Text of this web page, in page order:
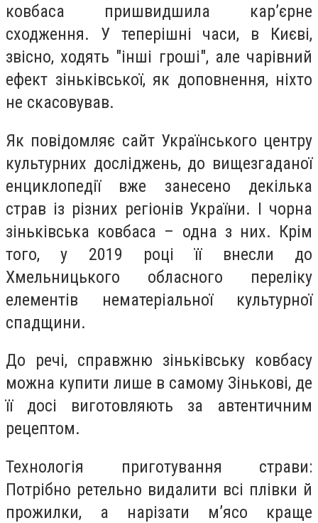
ковбаса пришвидшила кар’єрне
сходження. У теперішні часи, в Києві,
звісно, ходять "інші гроші", але чарівний
ефект зіньківської, як доповнення, ніхто
не скасовував.
Як повідомляє сайт Українського центру
культурних досліджень, до вищезгаданої
енциклопедії вже занесено декілька
страв із різних регіонів України. І чорна
зіньківська ковбаса – одна з них. Крім
того, у 2019 році її внесли до
Хмельницького обласного переліку
елементів нематеріальної культурної
спадщини.
До речі, справжню зіньківську ковбасу
можна купити лише в самому Зінькові, де
її досі виготовляють за автентичним
рецептом.
Технологія приготування страви:
Потрібно ретельно видалити всі плівки й
прожилки, а нарізати м’ясо краще